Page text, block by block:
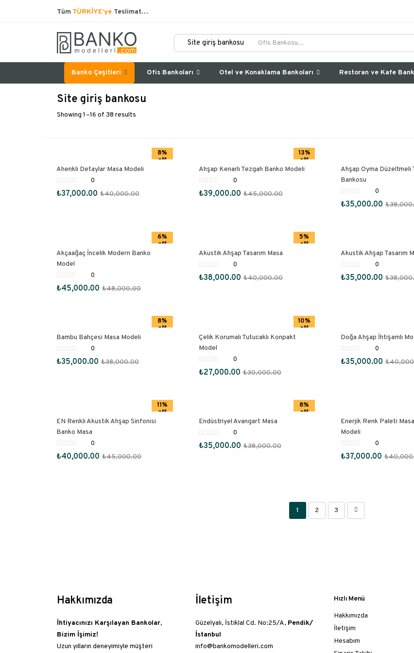
Tüm TÜRKİYE’ye Teslimat…
Banko Çeşitleri Ofis Bankoları Otel ve Konaklama Bankoları Restoran ve Kafe
Site giriş bankosu
Showing 1–16 of 38 results
8%
off
Ahenkli Detaylar Masa Modeli
0
₺37,000.00 ₺40,000.00
13%
off
Ahşap Kenarlı Tezgah Banko Modeli
0
₺39,000.00 ₺45,000.00
Ahşap Oyma Düzeltmeli
Bankosu
0
₺35,000.00 ₺
6%
off
Akçaağaç İncelik Modern Banko
Model
0
₺45,000.00 ₺48,000.00
5%
off
Akustik Ahşap Tasarım Masa
0
₺38,000.00 ₺40,000.00
Akustik Ahşap Tasarım
0
₺35,000.00 ₺
8%
off
Bambu Bahçesi Masa Modeli
0
₺35,000.00 ₺38,000.00
10%
off
Çelik Korumalı Tutucaklı Konpakt
Model
0
₺27,000.00 ₺30,000.00
Doğa Ahşap İhtişamlı
0
₺35,000.00 ₺
11%
off
EN Renkli Akustik Ahşap Sinfonisi
Banko Masa
0
₺40,000.00 ₺45,000.00
8%
off
Endüstriyel Avangart Masa
0
₺35,000.00 ₺38,000.00
Enerjik Renk Paleti
Modeli
0
₺37,000.00 ₺
1 2 3
Hakkımızda
İhtiyacınızı Karşılayan Bankolar,
Bizim İşimiz!
Uzun yılların deneyimiyle müşteri
İletişim
Güzelyalı, İstiklal Cd. No:25/A, Pendik/
İstanbul
info@bankomodelleri.com
Hızlı Menü
Hakkımızda
İletişim
Hesabım